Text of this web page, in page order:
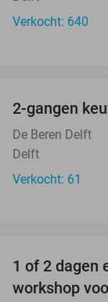
Verkocht: 640
2-gangen
De Beren Delft
Delft
Verkocht: 61
TODAY
1 of 2 dagen
workshop